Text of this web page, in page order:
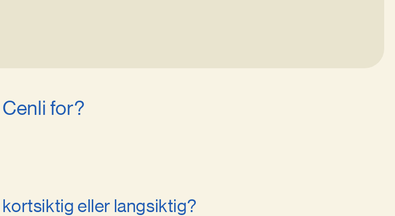
for?
eller langsiktig?